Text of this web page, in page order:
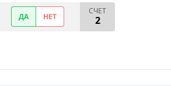
ДА НЕТ
СЧЕТ
2